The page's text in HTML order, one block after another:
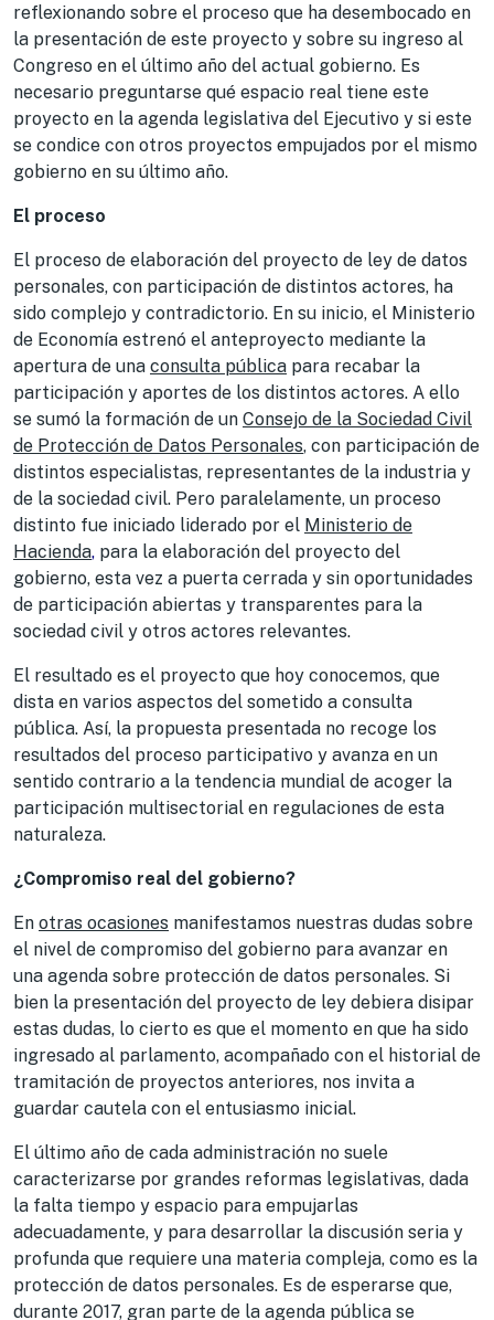
reflexionando sobre el proceso que ha desembocado en
la presentación de este proyecto y sobre su ingreso al
Congreso en el último año del actual gobierno. Es
necesario preguntarse qué espacio real tiene este
proyecto en la agenda legislativa del Ejecutivo y si este
se condice con otros proyectos empujados por el mismo
gobierno en su último año.
El proceso
El proceso de elaboración del proyecto de ley de datos
personales, con participación de distintos actores, ha
sido complejo y contradictorio. En su inicio, el Ministerio
de Economía estrenó el anteproyecto mediante la
apertura de una consulta pública para recabar la
participación y aportes de los distintos actores. A ello
se sumó la formación de un Consejo de la Sociedad Civil
de Protección de Datos Personales, con participación de
distintos especialistas, representantes de la industria y
de la sociedad civil. Pero paralelamente, un proceso
distinto fue iniciado liderado por el Ministerio de
Hacienda, para la elaboración del proyecto del
gobierno, esta vez a puerta cerrada y sin oportunidades
de participación abiertas y transparentes para la
sociedad civil y otros actores relevantes.
El resultado es el proyecto que hoy conocemos, que
dista en varios aspectos del sometido a consulta
pública. Así, la propuesta presentada no recoge los
resultados del proceso participativo y avanza en un
sentido contrario a la tendencia mundial de acoger la
participación multisectorial en regulaciones de esta
naturaleza.
¿Compromiso real del gobierno?
En otras ocasiones manifestamos nuestras dudas sobre
el nivel de compromiso del gobierno para avanzar en
una agenda sobre protección de datos personales. Si
bien la presentación del proyecto de ley debiera disipar
estas dudas, lo cierto es que el momento en que ha sido
ingresado al parlamento, acompañado con el historial de
tramitación de proyectos anteriores, nos invita a
guardar cautela con el entusiasmo inicial.
El último año de cada administración no suele
caracterizarse por grandes reformas legislativas, dada
la falta tiempo y espacio para empujarlas
adecuadamente, y para desarrollar la discusión seria y
profunda que requiere una materia compleja, como es la
protección de datos personales. Es de esperarse que,
durante 2017, gran parte de la agenda pública se